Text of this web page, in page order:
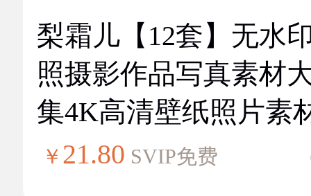
梨霜儿【12套】无水
照摄影作品写真素材
集4K高清壁纸照片素
￥ 21.80 SVIP免费